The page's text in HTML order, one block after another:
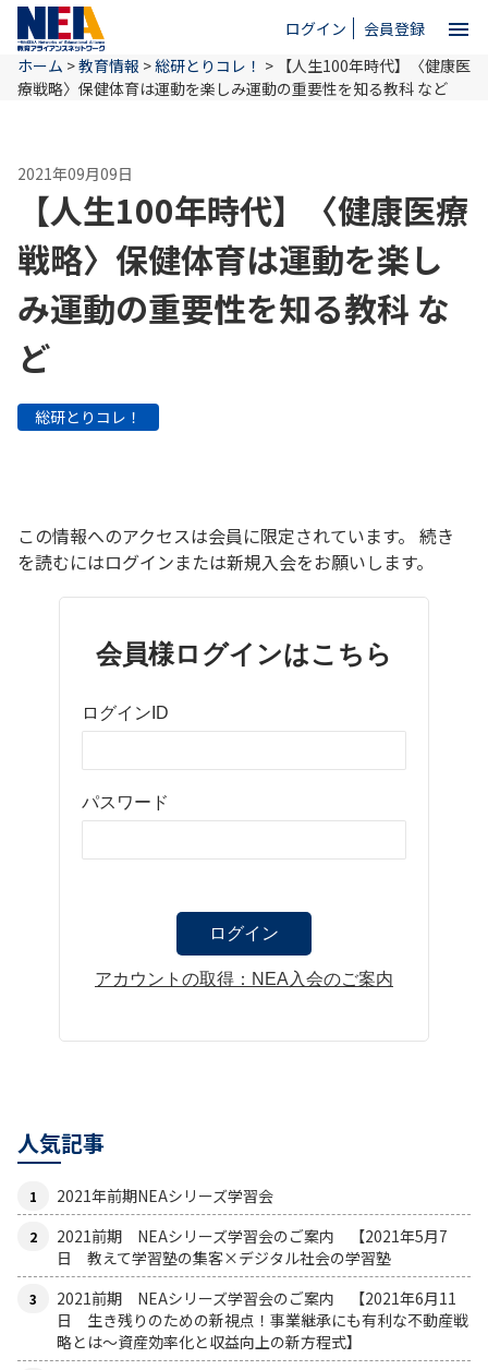
ログイン 会員登録 menu
close
ホーム
NEAとは
教育情報
ホーム >教育情報 >総研とりコレ！ > 【人生100年時代】〈健康医
療戦略〉保健体育は運動を楽しみ運動の重要性を知る教科 など
2021年09月09日
【人生100年時代】〈健康医療
戦略〉保健体育は運動を楽し
み運動の重要性を知る教科 な
ど
総研とりコレ！
この情報へのアクセスは会員に限定されています。 続き
を読むにはログインまたは新規入会をお願いします。
会員様ログインはこちら
ログインID
パスワード
アカウントの取得：NEA入会のご案内
人気記事
2021年前期NEAシリーズ学習会
2021前期 NEAシリーズ学習会のご案内 【2021年5月7
日 教えて学習塾の集客×デジタル社会の学習塾
2021前期 NEAシリーズ学習会のご案内 【2021年6月11
日 生き残りのための新視点！事業継承にも有利な不動産戦
略とは〜資産効率化と収益向上の新方程式】